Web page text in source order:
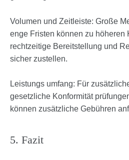
Volumen und Zeitleiste: Große
enge Fristen können zu höheren
rechtzeitige Bereitstellung und
sicher zustellen.
Leistungs umfang: Für
gesetzliche Konformität
können zusätzliche Gebühren
5. Fazit